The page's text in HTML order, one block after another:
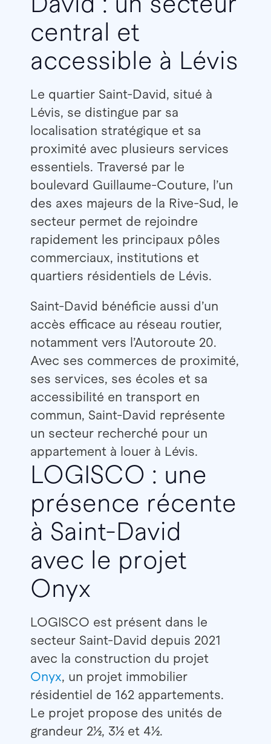
central et
accessible à Lévis
Le quartier Saint-David, situé à
Lévis, se distingue par sa
localisation stratégique et sa
proximité avec plusieurs services
essentiels. Traversé par le
boulevard Guillaume-Couture, l’un
des axes majeurs de la Rive-Sud, le
secteur permet de rejoindre
rapidement les principaux pôles
commerciaux, institutions et
quartiers résidentiels de Lévis.
Saint-David bénéficie aussi d’un
accès efficace au réseau routier,
notamment vers l’Autoroute 20.
Avec ses commerces de proximité,
ses services, ses écoles et sa
accessibilité en transport en
commun, Saint-David représente
un secteur recherché pour un
appartement à louer à Lévis.
LOGISCO : une
présence récente
à Saint-David
avec le projet
Onyx
LOGISCO est présent dans le
secteur Saint-David depuis 2021
avec la construction du projet
Onyx, un projet immobilier
résidentiel de 162 appartements.
Le projet propose des unités de
grandeur 2½, 3½ et 4½.